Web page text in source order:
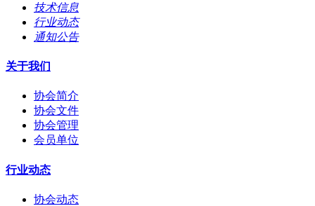
技术信息
行业动态
通知公告
关于我们
协会简介
协会文件
协会管理
会员单位
行业动态
协会动态